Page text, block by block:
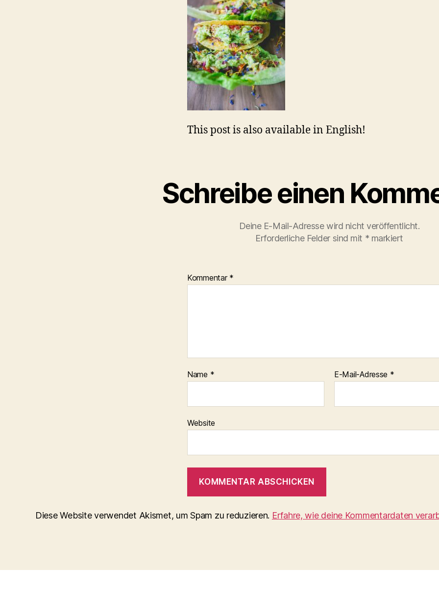
This post is also available in English!
Schreibe einen
Deine E-Mail-Adresse wird nicht veröffentlicht.
Erforderliche Felder sind mit * markiert
Kommentar *
Name * E-Mail-Adresse *
Website
Diese Website verwendet Akismet, um Spam zu reduzieren. Erfahre, wie deine Kommentardaten